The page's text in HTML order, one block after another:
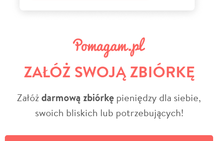
ZAŁÓŻ SWOJĄ ZBIÓRKĘ
Załóżdarmową zbiórkę pieniędzy dla siebie,
swoich bliskich lub potrzebujących!